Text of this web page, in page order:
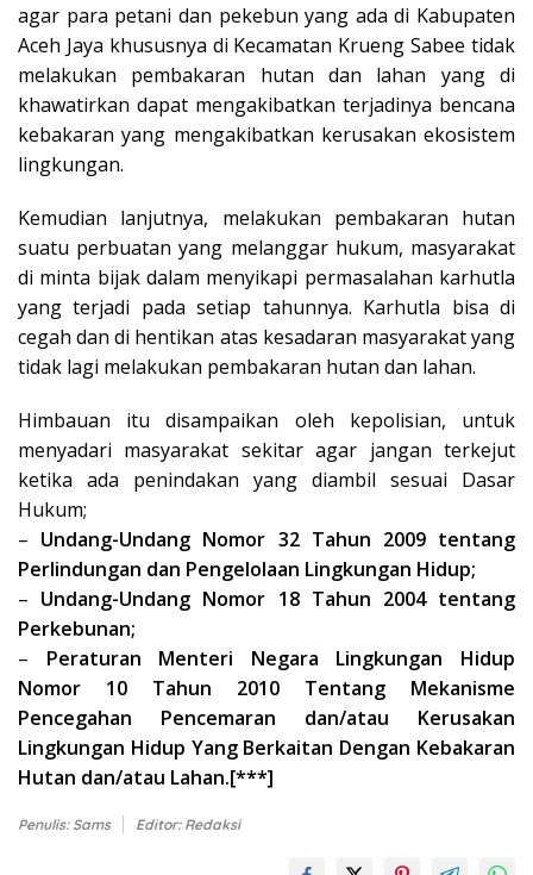
agar para petani dan pekebun yang ada di Kabupaten
Aceh Jaya khususnya di Kecamatan Krueng Sabee tidak
melakukan pembakaran hutan dan lahan yang di
khawatirkan dapat mengakibatkan terjadinya bencana
kebakaran yang mengakibatkan kerusakan ekosistem
lingkungan.
Kemudian lanjutnya, melakukan pembakaran hutan
suatu perbuatan yang melanggar hukum, masyarakat
di minta bijak dalam menyikapi permasalahan karhutla
yang terjadi pada setiap tahunnya. Karhutla bisa di
cegah dan di hentikan atas kesadaran masyarakat yang
tidak lagi melakukan pembakaran hutan dan lahan.
Himbauan itu disampaikan oleh kepolisian, untuk
menyadari masyarakat sekitar agar jangan terkejut
ketika ada penindakan yang diambil sesuai Dasar
Hukum;
– Undang-Undang Nomor 32 Tahun 2009 tentang
Perlindungan dan Pengelolaan Lingkungan Hidup;
– Undang-Undang Nomor 18 Tahun 2004 tentang
Perkebunan;
– Peraturan Menteri Negara Lingkungan Hidup
Nomor 10 Tahun 2010 Tentang Mekanisme
Pencegahan Pencemaran dan/atau Kerusakan
Lingkungan Hidup Yang Berkaitan Dengan Kebakaran
Hutan dan/atau Lahan.[***]
Penulis: Sams Editor: Redaksi